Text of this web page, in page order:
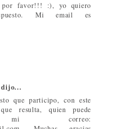
por favor!!! :), yo quiero
Mi email es
dijo...
que participo, con este
resulta, quien puede
mi correo: